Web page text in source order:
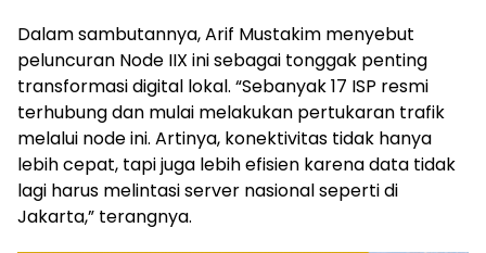
Dalam sambutannya, Arif Mustakim menyebut
peluncuran Node IIX ini sebagai tonggak penting
transformasi digital lokal. “Sebanyak 17 ISP resmi
terhubung dan mulai melakukan pertukaran trafik
melalui node ini. Artinya, konektivitas tidak hanya
lebih cepat, tapi juga lebih efisien karena data tidak
lagi harus melintasi server nasional seperti di
Jakarta,” terangnya.